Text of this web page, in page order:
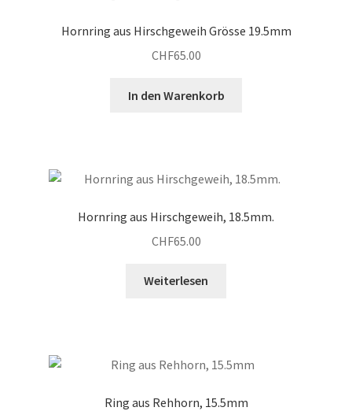
Hornring aus Hirschgeweih Grösse 19.5mm
CHF65.00
In den Warenkorb
Hornring aus Hirschgeweih, 18.5mm.
CHF65.00
Weiterlesen
Ring aus Rehhorn, 15.5mm